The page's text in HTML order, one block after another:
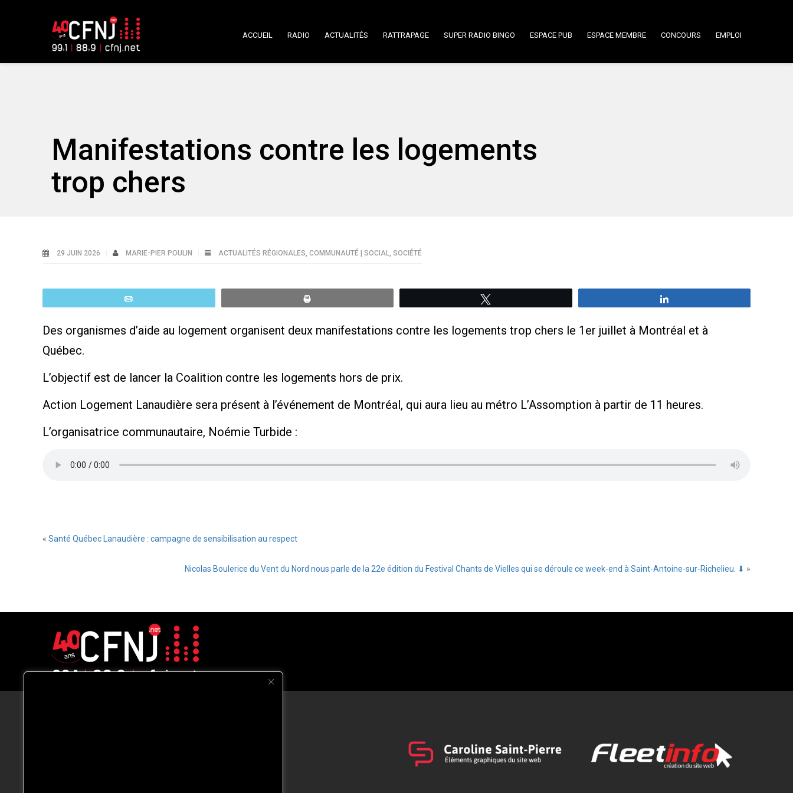
ACCUEIL RADIO ACTUALITÉS RATTRAPAGE SUPER RADIO BINGO ESPACE PUB ESPACE MEMBRE CONCOURS EMPLOI
Manifestations contre les logements
trop chers
29 JUIN 2026 MARIE-PIER POULIN ACTUALITÉS RÉGIONALES, COMMUNAUTÉ | SOCIAL, SOCIÉTÉ
Des organismes d’aide au logement organisent deux manifestations contre les logements trop chers le 1er juillet à Montréal et à
Québec.
L’objectif est de lancer la Coalition contre les logements hors de prix.
Action Logement Lanaudière sera présent à l’événement de Montréal, qui aura lieu au métro L’Assomption à partir de 11 heures.
L’organisatrice communautaire, Noémie Turbide :
« Santé Québec Lanaudière : campagne de sensibilisation au respect
Nicolas Boulerice du Vent du Nord nous parle de la 22e édition du Festival Chants de Vielles qui se déroule ce week-end à Saint-Antoine-sur-Richelieu. ⬇ »